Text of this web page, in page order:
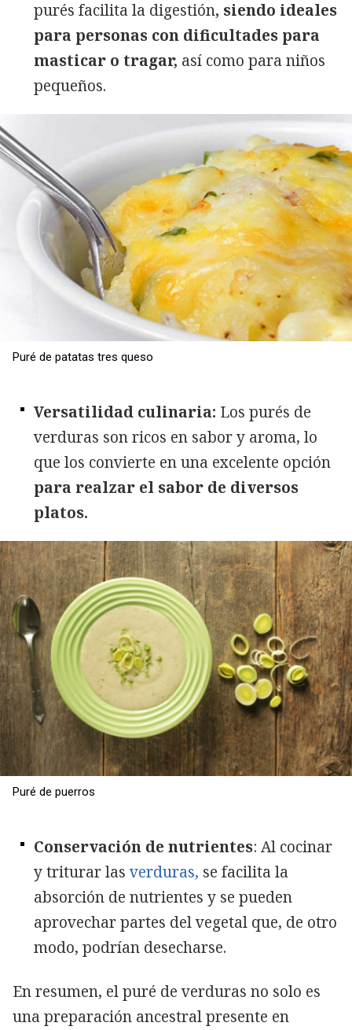
purés facilita la digestión, siendo ideales
para personas con dificultades para
masticar o tragar, así como para niños
pequeños.
Puré de patatas tres queso
Versatilidad culinaria: Los purés de
verduras son ricos en sabor y aroma, lo
que los convierte en una excelente opción
para realzar el sabor de diversos
platos.
Puré de puerros
Conservación de nutrientes: Al cocinar
y triturar lasverduras, se facilita la
absorción de nutrientes y se pueden
aprovechar partes del vegetal que, de otro
modo, podrían desecharse.
En resumen, el puré de verduras no solo es
una preparación ancestral presente en